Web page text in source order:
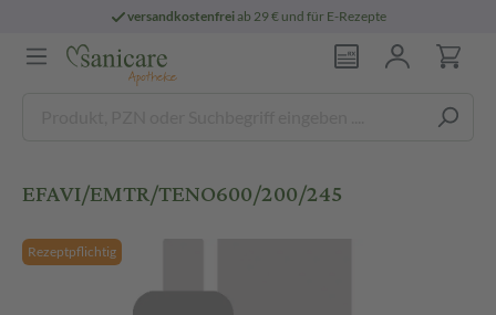
versandkostenfreiab 29 € und für E-Rezepte
EFAVI/EMTR/TENO600/200/245
Rezeptpflichtig